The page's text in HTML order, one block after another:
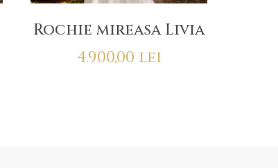
Rochie mireasa Livia
4.900,00 lei